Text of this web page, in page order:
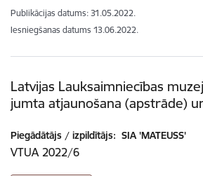
Publikācijas datums: 31.05.2022.
Iesniegšanas datums 13.06.2022.
Latvijas Lauksaimniecības
jumta atjaunošana (apstrāde)
Piegādātājs / izpildītājs: SIA 'MATEUSS'
VTUA 2022/6